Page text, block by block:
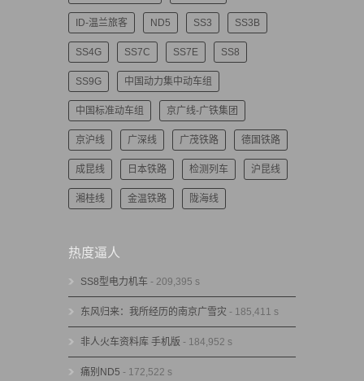
ID-温兰旅客 ND5 SS3 SS3B
SS4G SS7C SS7E SS8
SS9G 中国动力集中动车组
中国标准动车组 京广线-广铁集团
京沪线 广深线 广茂铁路 德国铁路
成昆线 日本铁路 检测列车 沪昆线
湘桂线 金温铁路 陇海线
热度逼人
SS8型电力机车 - 209,395 s
东风归来：我所经历的南京广雪灾 - 185,411 s
非人火车资料库 手机版 - 184,952 s
痛别ND5 - 172,522 s